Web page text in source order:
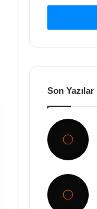
Son Yazılar